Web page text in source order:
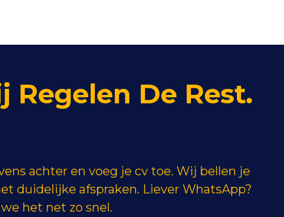
De Rest.
achter en voeg je cv toe. Wij bellen je
duidelijke afspraken. Liever WhatsApp?
het net zo snel.